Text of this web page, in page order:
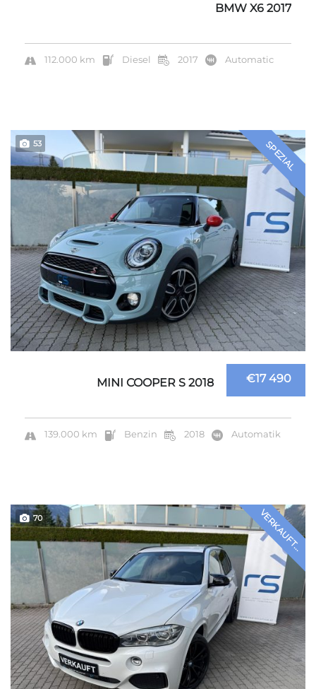
BMW X6 2017
112.000 km Diesel 2017 Automatic
SPEZIAL
53
€17 490
MINI COOPER S 2018
139.000 km Benzin 2018 Automatik
VERKAUFT...
70